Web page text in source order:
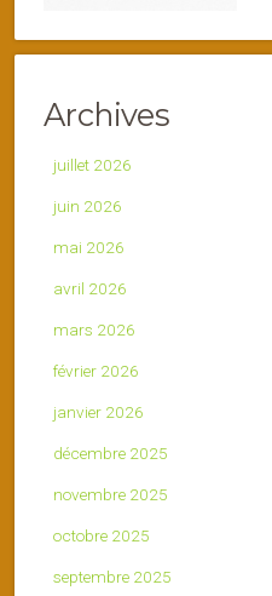
Archives
juillet 2026
juin 2026
mai 2026
avril 2026
mars 2026
février 2026
janvier 2026
décembre 2025
novembre 2025
octobre 2025
septembre 2025